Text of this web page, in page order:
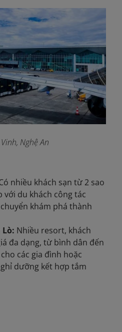
Nghệ An
nhiều khách sạn từ 2 sao
với du khách công tác
khám phá thành
Nhiều resort, khách
đa dạng, từ bình dân đến
các gia đình hoặc
dưỡng kết hợp tắm